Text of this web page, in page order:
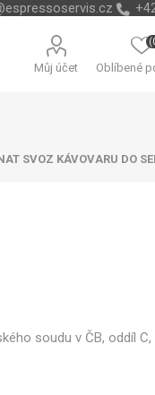
Můj účet Oblíbené
SVOZ KÁVOVARU DO
soudu v ČB, oddíl C,